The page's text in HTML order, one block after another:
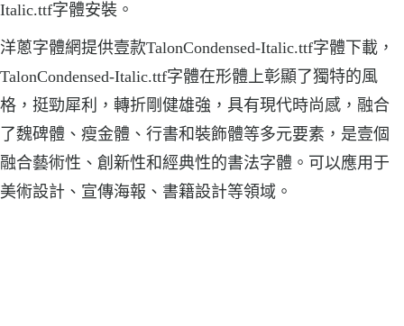
Italic.ttf字體安裝。
洋蔥字體網提供壹款TalonCondensed-Italic.ttf字體下載，
TalonCondensed-Italic.ttf字體在形體上彰顯了獨特的風
格，挺勁犀利，轉折剛健雄強，具有現代時尚感，融合
了魏碑體、瘦金體、行書和裝飾體等多元要素，是壹個
融合藝術性、創新性和經典性的書法字體。可以應用于
美術設計、宣傳海報、書籍設計等領域。